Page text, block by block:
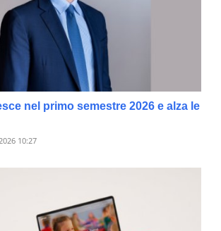
nel primo semestre 2026 e alza le
10:27